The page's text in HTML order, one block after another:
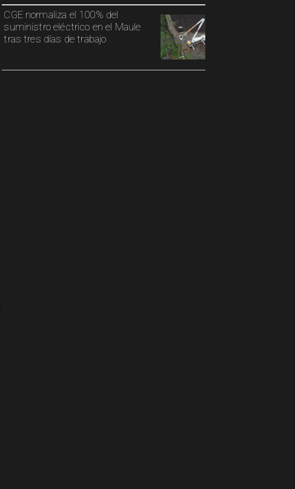
CGE normaliza el 100% del
suministro eléctrico en el Maule
tras tres días de trabajo